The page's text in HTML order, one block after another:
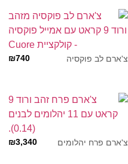
צ'ארם לב פוקסיה ₪740
צ'ארם פרח יהלומים
₪3,340